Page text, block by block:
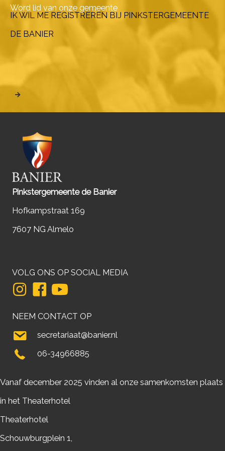
Word lid van onze gemeente
IK WIL ME REGISTREREN BIJ PINKSTERGEMEENTE
DE BANIER
Pinkstergemeente de Banier
Hofkampstraat 169
7607 NG Almelo
VOLG ONS OP SOCIAL MEDIA
NEEM CONTACT OP
secretariaat@banier.nl
06-34966885
Vanaf december 2025 vinden al onze samenkomsten plaats
in het Theaterhotel
Theaterhotel
Schouwburgplein 1,